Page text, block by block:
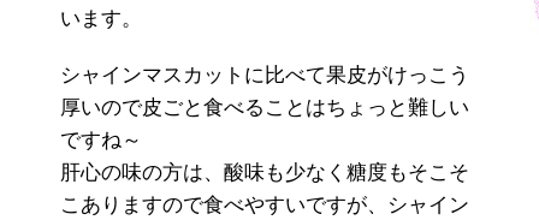
います。
シャインマスカットに比べて果皮がけっこう
厚いので皮ごと食べることはちょっと難しい
ですね～
肝心の味の方は、酸味も少なく糖度もそこそ
こありますので食べやすいですが、シャイン